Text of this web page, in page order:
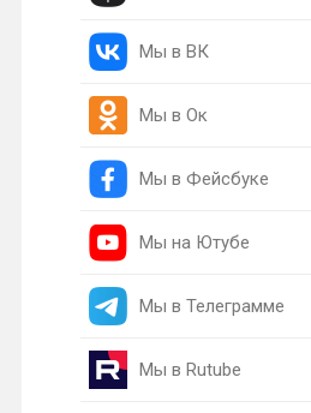
Мы в ВК
Мы в Ок
Мы в Фейсбуке
Мы на Ютубе
Мы в Телеграмме
Мы в Rutube